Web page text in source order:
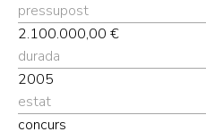
pressupost
2.100.000,00 €
durada
2005
estat
concurs